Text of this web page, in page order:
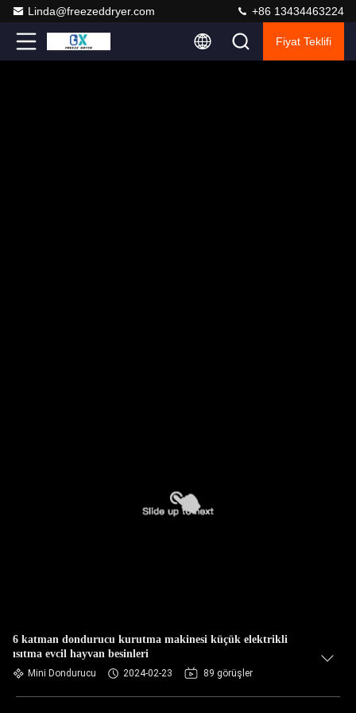
Linda@freezeddryer.com +86 13434463224
Fiyat Teklifi
6 katman dondurucu kurutma makinesi küçük elektrikli
ısıtma evcil hayvan besinleri
Mini Dondurucu 2024-02-23 89 görüşler